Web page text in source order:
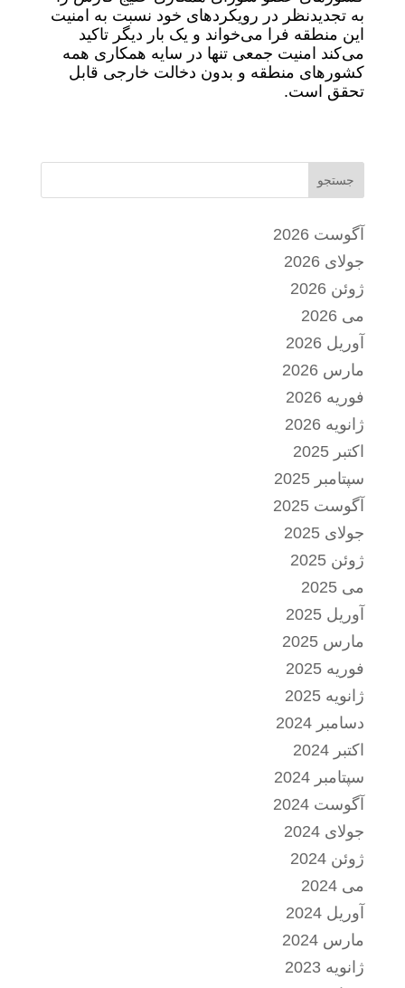
به تجدیدنظر در رویکردهای خود نسبت به امنیت
این منطقه فرا می‌خواند و یک بار دیگر تاکید
می‌کند امنیت جمعی تنها در سایه همکاری همه
کشورهای منطقه و بدون دخالت خارجی قابل
تحقق است.
جستجو
آگوست 2026
جولای 2026
ژوئن 2026
می 2026
آوریل 2026
مارس 2026
فوریه 2026
ژانویه 2026
اکتبر 2025
سپتامبر 2025
آگوست 2025
جولای 2025
ژوئن 2025
می 2025
آوریل 2025
مارس 2025
فوریه 2025
ژانویه 2025
دسامبر 2024
اکتبر 2024
سپتامبر 2024
آگوست 2024
جولای 2024
ژوئن 2024
می 2024
آوریل 2024
مارس 2024
ژانویه 2023